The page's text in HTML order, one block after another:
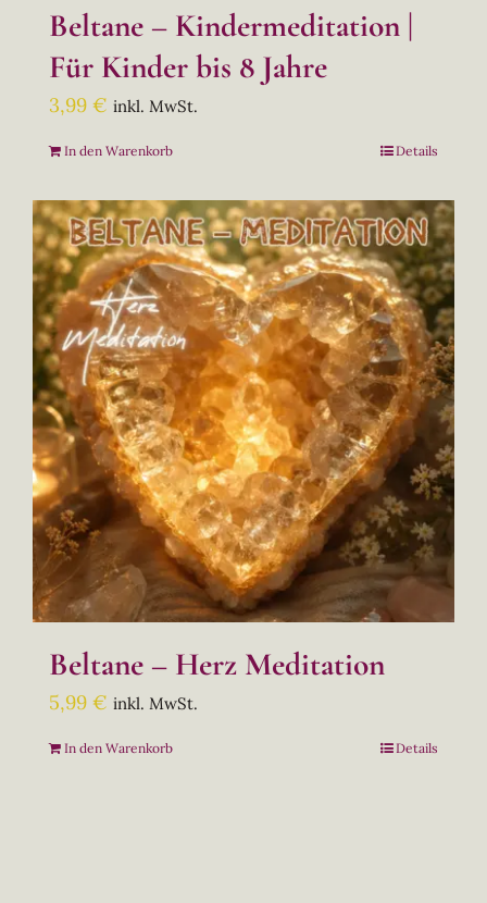
Beltane – Kindermeditation |
Für Kinder bis 8 Jahre
3,99 € inkl. MwSt.
In den Warenkorb Details
Beltane – Herz Meditation
5,99 € inkl. MwSt.
In den Warenkorb Details